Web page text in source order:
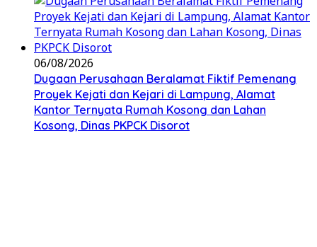
06/08/2026
Dugaan Perusahaan Beralamat Fiktif Pemenang
Proyek Kejati dan Kejari di Lampung, Alamat
Kantor Ternyata Rumah Kosong dan Lahan
Kosong, Dinas PKPCK Disorot